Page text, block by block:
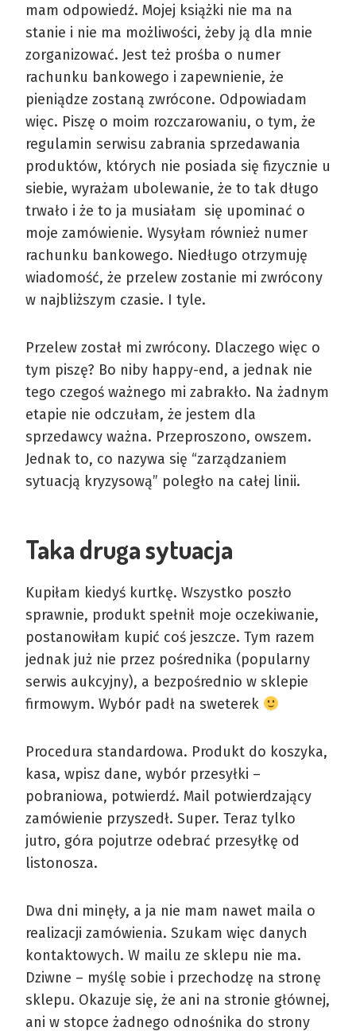
mam odpowiedź. Mojej książki nie ma na
stanie i nie ma możliwości, żeby ją dla mnie
zorganizować. Jest też prośba o numer
rachunku bankowego i zapewnienie, że
pieniądze zostaną zwrócone. Odpowiadam
więc. Piszę o moim rozczarowaniu, o tym, że
regulamin serwisu zabrania sprzedawania
produktów, których nie posiada się fizycznie u
siebie, wyrażam ubolewanie, że to tak długo
trwało i że to ja musiałam się upominać o
moje zamówienie. Wysyłam również numer
rachunku bankowego. Niedługo otrzymuję
wiadomość, że przelew zostanie mi zwrócony
w najbliższym czasie. I tyle.
Przelew został mi zwrócony. Dlaczego więc o
tym piszę? Bo niby happy-end, a jednak nie
tego czegoś ważnego mi zabrakło. Na żadnym
etapie nie odczułam, że jestem dla
sprzedawcy ważna. Przeproszono, owszem.
Jednak to, co nazywa się “zarządzaniem
sytuacją kryzysową” poległo na całej linii.
Taka druga sytuacja
Kupiłam kiedyś kurtkę. Wszystko poszło
sprawnie, produkt spełnił moje oczekiwanie,
postanowiłam kupić coś jeszcze. Tym razem
jednak już nie przez pośrednika (popularny
serwis aukcyjny), a bezpośrednio w sklepie
firmowym. Wybór padł na sweterek
Procedura standardowa. Produkt do koszyka,
kasa, wpisz dane, wybór przesyłki –
pobraniowa, potwierdź. Mail potwierdzający
zamówienie przyszedł. Super. Teraz tylko
jutro, góra pojutrze odebrać przesyłkę od
listonosza.
Dwa dni minęły, a ja nie mam nawet maila o
realizacji zamówienia. Szukam więc danych
kontaktowych. W mailu ze sklepu nie ma.
Dziwne – myślę sobie i przechodzę na stronę
sklepu. Okazuje się, że ani na stronie głównej,
ani w stopce żadnego odnośnika do strony